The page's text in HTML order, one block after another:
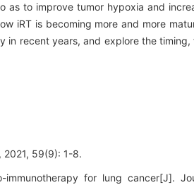
as to improve tumor hypoxia and
iRT is becoming more and more
in recent years, and explore the
2021, 59(9): 1-8.
for lung cancer[J].